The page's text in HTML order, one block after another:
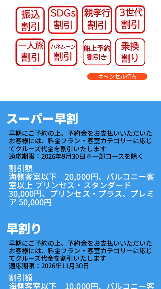
キャンセル待ち
スーパー早割
早期にご予約の上、予約金をお支払いいただいた
お客様には、料金プラン・客室カテゴリーに応じ
てクルーズ代金を割引いたします
適応期限：2026年9月30日※一部コースを除く
割引額
海側客室以下 20,000円、バルコニー客
室以上 プリンセス・スタンダード
30,000円、​プリンセス・プラス、プレミ
ア 50,000円
早割り
早期にご予約の上、予約金をお支払いいただいた
お客様には、料金プラン・客室カテゴリーに応じ
てクルーズ代金を割引いたします
適応期限：2026年11月30日
割引額
海側客室以下 10,000円、バルコニー客